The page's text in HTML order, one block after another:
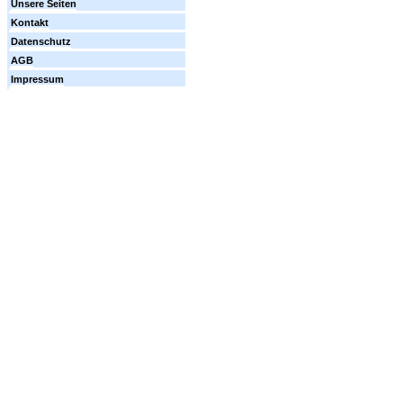
Unsere Seiten
Kontakt
Datenschutz
AGB
Impressum